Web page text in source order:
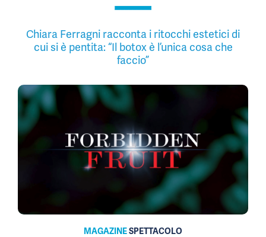
Chiara Ferragni racconta i ritocchi estetici di
cui si è pentita: “Il botox è l’unica cosa che
faccio”
MAGAZINESPETTACOLO